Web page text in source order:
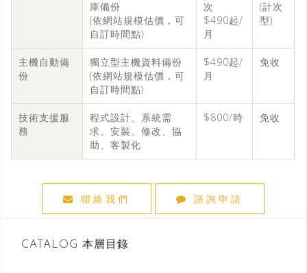
庫備份
(依網站規模估價，可
自訂時間點)
次
$490起/
月
(計次
型)
主機自動備
份
獨立型主機資料備份
(依網站規模估價，可
自訂時間點)
$490起/
月
免收
技術支援服
務
程式設計、系統需
求、安裝、修改、協
助、客製化
$800/時 免收
聯絡我們 諮詢申請
CATALOG 本層目錄